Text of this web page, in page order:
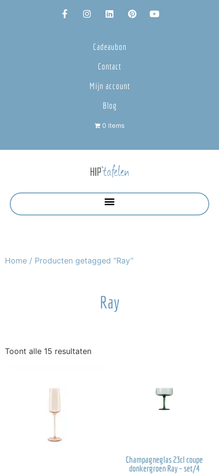
Cadeaubon
Contact
Mijn account
Blog
0 items
Home / Producten getagged “Ray”
Ray
Toont alle 15 resultaten
Champagneglas 23cl coupe
donkergroen Ray – set/4